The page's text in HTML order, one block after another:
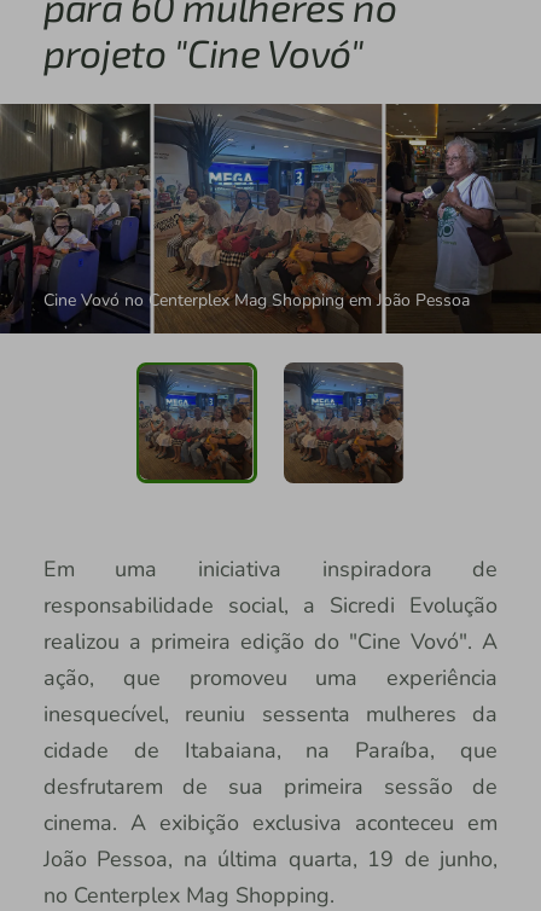
projeto "Cine Vovó"
Cine Vovó no Centerplex Mag Shopping em João Pessoa
Em uma iniciativa inspiradora de
responsabilidade social, a Sicredi Evolução
realizou a primeira edição do "Cine Vovó". A
ação, que promoveu uma experiência
inesquecível, reuniu sessenta mulheres da
cidade de Itabaiana, na Paraíba, que
desfrutarem de sua primeira sessão de
cinema. A exibição exclusiva aconteceu em
João Pessoa, na última quarta, 19 de junho,
no Centerplex Mag Shopping.